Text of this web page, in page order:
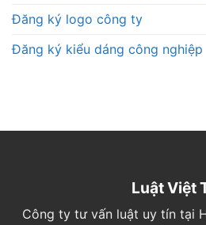
Đăng ký logo công ty
Đăng ký kiểu dáng công nghiệp
Luật Việt
Công ty tư vấn luật uy tín tại